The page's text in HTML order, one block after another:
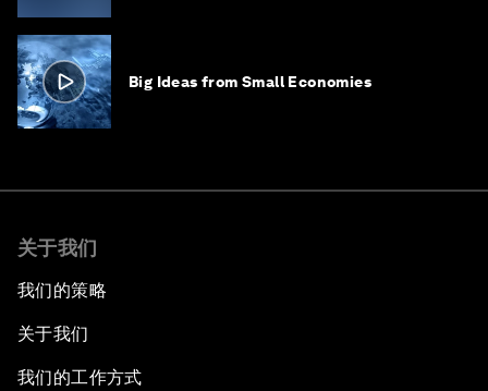
Big Ideas from Small Economies
关于我们
我们的策略
关于我们
我们的工作方式